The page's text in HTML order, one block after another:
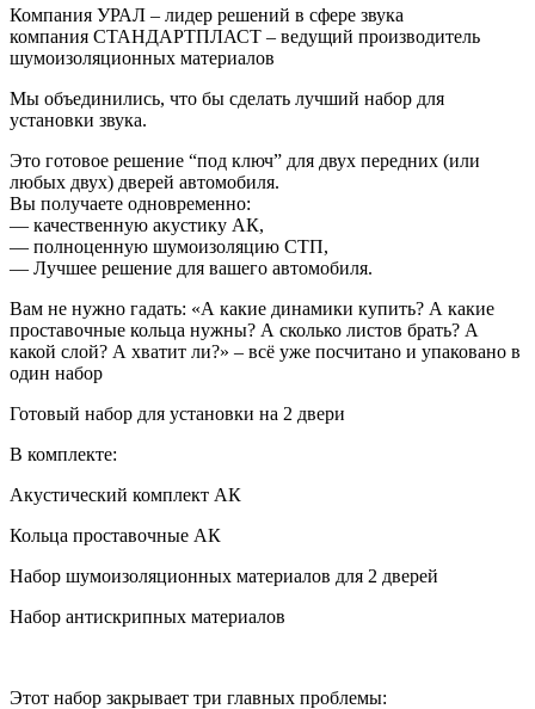
Компания УРАЛ – лидер решений в сфере звука
компания СТАНДАРТПЛАСТ – ведущий производитель
шумоизоляционных материалов
Мы объединились, что бы сделать лучший набор для
установки звука.
Это готовое решение “под ключ” для двух передних (или
любых двух) дверей автомобиля.
Вы получаете одновременно:
— качественную акустику АК,
— полноценную шумоизоляцию СТП,
— Лучшее решение для вашего автомобиля.
Вам не нужно гадать: «А какие динамики купить? А какие
проставочные кольца нужны? А сколько листов брать? А
какой слой? А хватит ли?» – всё уже посчитано и упаковано в
один набор
Готовый набор для установки на 2 двери
В комплекте:
Акустический комплект АК
Кольца проставочные АК
Набор шумоизоляционных материалов для 2 дверей
Набор антискрипных материалов
Этот набор закрывает три главных проблемы: